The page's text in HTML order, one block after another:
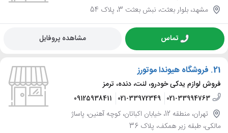
مشهد، بلوار بعثت، نبش بعثت 3، پلاک 54
تماس مشاهده پروفایل
21. فروشگاه هیوندا موتورز
فروش لوازم یدکی خودرو، لنت، دنده، ترمز
021-33994763
021-33972349
09125938411
تهران، منطقه 12، خیابان اکباتان، کوچه آهنین، پاساژ
مالکی، طبقه زیر همکف، پلاک 36